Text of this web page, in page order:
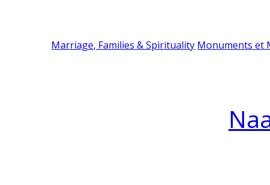
Marriage, Families & Spirituality Monuments et